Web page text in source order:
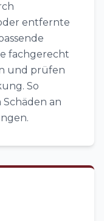
entfernte
fachgerecht
und prüfen
So
Schäden an